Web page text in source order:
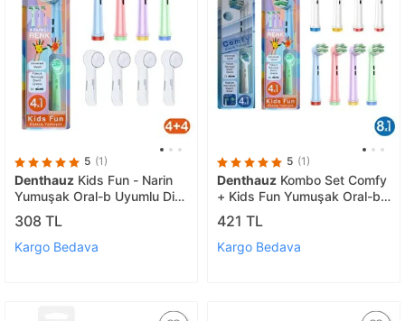
5 (1)
Denthauz Kids Fun - Narin
Yumuşak Oral-b Uyumlu Diş
Fırçası Başlığı + Fırça Koruma
Kapağı
308 TL
Kargo Bedava
5 (1)
Denthauz Kombo Set Comfy
+ Kids Fun Yumuşak Oral-b
Uyumlu Yedek Diş Fırçası
Başlıkları
421 TL
Kargo Bedava